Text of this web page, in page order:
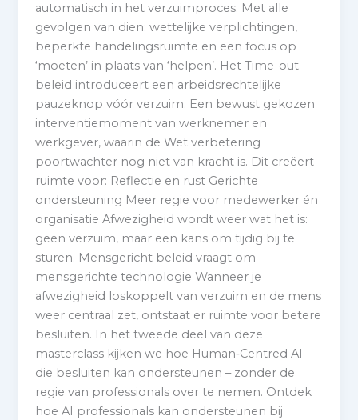
automatisch in het verzuimproces. Met alle
gevolgen van dien: wettelijke verplichtingen,
beperkte handelingsruimte en een focus op
‘moeten’ in plaats van ‘helpen’. Het Time-out
beleid introduceert een arbeidsrechtelijke
pauzeknop vóór verzuim. Een bewust gekozen
interventiemoment van werknemer en
werkgever, waarin de Wet verbetering
poortwachter nog niet van kracht is. Dit creëert
ruimte voor: Reflectie en rust Gerichte
ondersteuning Meer regie voor medewerker én
organisatie Afwezigheid wordt weer wat het is:
geen verzuim, maar een kans om tijdig bij te
sturen. Mensgericht beleid vraagt om
mensgerichte technologie Wanneer je
afwezigheid loskoppelt van verzuim en de mens
weer centraal zet, ontstaat er ruimte voor betere
besluiten. In het tweede deel van deze
masterclass kijken we hoe Human‑Centred AI
die besluiten kan ondersteunen – zonder de
regie van professionals over te nemen. Ontdek
hoe AI professionals kan ondersteunen bij